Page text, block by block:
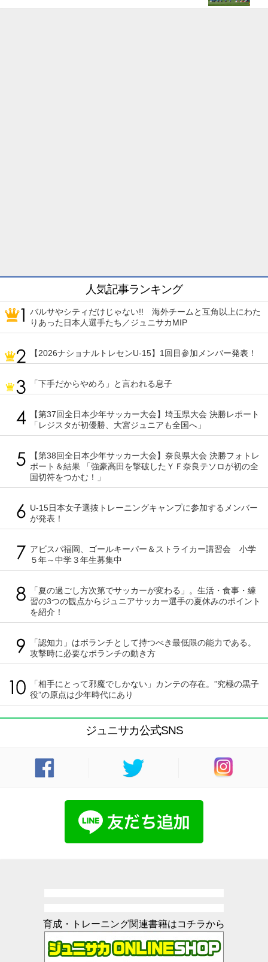
人気記事ランキング
バルサやシティだけじゃない!! 海外チームと互角以上にわた
りあった日本人選手たち／ジュニサカMIP
【2026ナショナルトレセンU-15】1回目参加メンバー発表！
「下手だからやめろ」と言われる息子
【第37回全日本少年サッカー大会】埼玉県大会 決勝レポート
「レジスタが初優勝、大宮ジュニアも全国へ」
【第38回全日本少年サッカー大会】奈良県大会 決勝フォトレ
ポート＆結果 「強豪高田を撃破したＹＦ奈良テソロが初の全
国切符をつかむ！」
U-15日本女子選抜トレーニングキャンプに参加するメンバー
が発表！
アビスパ福岡、ゴールキーパー＆ストライカー講習会 小学
５年～中学３年生募集中
「夏の過ごし方次第でサッカーが変わる」。生活・食事・練
習の3つの観点からジュニアサッカー選手の夏休みのポイント
を紹介！
「認知力」はボランチとして持つべき最低限の能力である。
攻撃時に必要なボランチの動き方
「相手にとって邪魔でしかない」カンテの存在。”究極の黒子
役”の原点は少年時代にあり
ジュニサカ公式SNS
育成・トレーニング関連書籍はコチラから